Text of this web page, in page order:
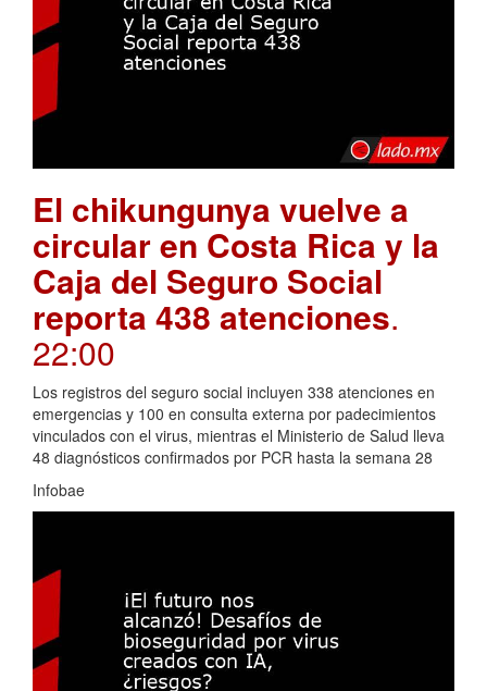
El chikungunya vuelve a
circular en Costa Rica y la
Caja del Seguro Social
reporta 438 atenciones.
22:00
Los registros del seguro social incluyen 338 atenciones en
emergencias y 100 en consulta externa por padecimientos
vinculados con el virus, mientras el Ministerio de Salud lleva
48 diagnósticos confirmados por PCR hasta la semana 28
Infobae